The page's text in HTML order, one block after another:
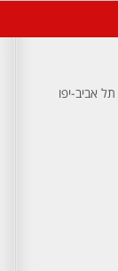
תל אביב-יפו